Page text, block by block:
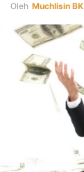
Oleh Muchlisin BK